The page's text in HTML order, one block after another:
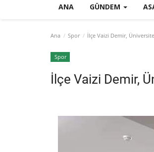
ANA GÜNDEM
Ana Spor İlçe Vaizi Demir,
Spor
İlçe Vaizi Demir,